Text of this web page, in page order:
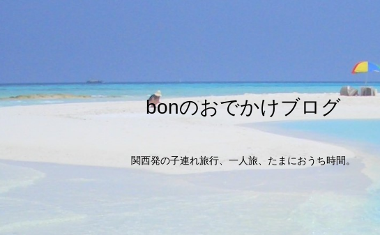
bonのおでかけブログ
関西発の子連れ旅行、一人旅、たまにおうち時間。